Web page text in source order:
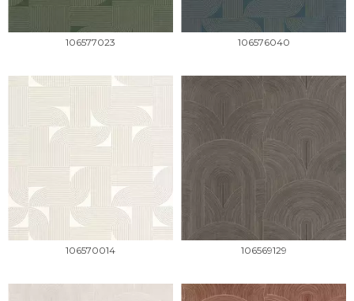
106577023 106576040
106570014 106569129